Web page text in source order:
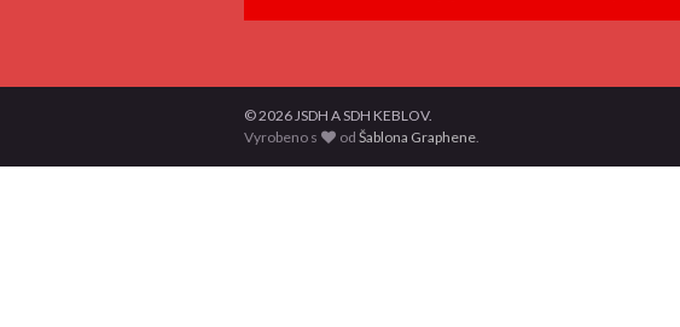
© 2026 JSDH A SDH KEBLOV.
Vyrobeno s
odŠablona Graphene